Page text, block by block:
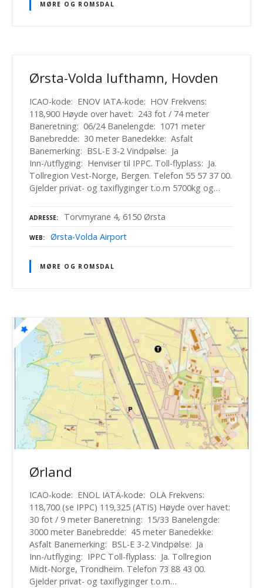
MØRE OG ROMSDAL
Ørsta-Volda lufthamn, Hovden
ICAO-kode: ENOV IATA-kode: HOV Frekvens:
118,900 Høyde over havet: 243 fot / 74 meter
Baneretning: 06/24 Banelengde: 1071 meter
Banebredde: 30 meter Banedekke: Asfalt
Banemerking: BSL-E 3-2 Vindpølse: Ja
Inn-/utflyging: Henviser til IPPC. Toll-flyplass: Ja.
Tollregion Vest-Norge, Bergen. Telefon 55 57 37 00.
Gjelder privat- og taxiflyginger t.o.m 5700kg og…
ADRESSE Torvmyrane 4, 6150 Ørsta
WEB Ørsta-Volda Airport
MØRE OG ROMSDAL
Ørland
ICAO-kode: ENOL IATA-kode: OLA Frekvens:
118,700 (se IPPC) 119,325 (ATIS) Høyde over havet:
30 fot / 9 meter Baneretning: 15/33 Banelengde:
3000 meter Banebredde: 45 meter Banedekke:
Asfalt Banemerking: BSL-E 3-2 Vindpølse: Ja
Inn-/utflyging: IPPC Toll-flyplass: Ja. Tollregion
Midt-Norge, Trondheim. Telefon 73 88 43 00.
Gjelder privat- og taxiflyginger t.o.m…